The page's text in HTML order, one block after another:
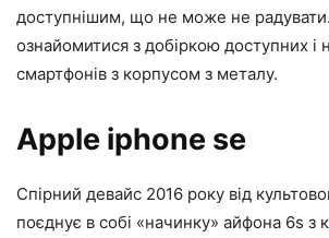
доступнішим, що не може не
ознайомитися з добіркою доступних і
смартфонів з корпусом з металу.
Apple iphone se
Спірний девайс 2016 року від
поєднує в собі «начинку» айфона 6s з